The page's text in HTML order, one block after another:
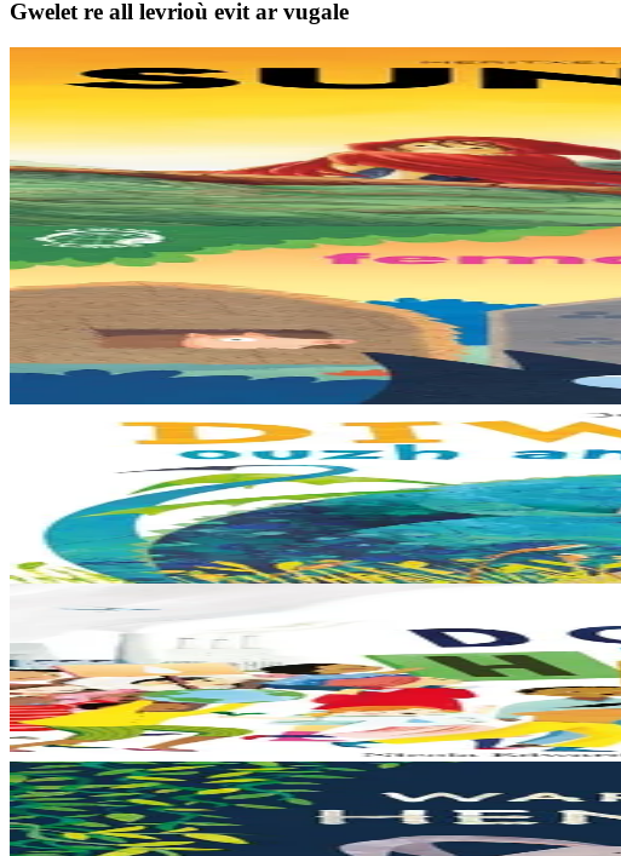
Gwelet re all levrioù evit ar vugale
Sunakay
Deuet eo ar mor da vezañ ur pezh lennad loustoni hep netra vev ennañ ken.
Er stok25,00 €
3 bloaz hag ouzhpenn
TES
Tri femoc'h bihan
Ur wech e oa tri femoc’h bihan hag a veve eürus gant o zud. Un deiz
Diwallit ouzh an aerouantez !
Dreistordinal eo ti nevez Eflammez. Bleunioù zo, geot flour hag amezeien
Er stok13,00 €
Bannoù-heol
Un douar evit an holl
Bras-divent eo hor planedenn ha kaer-meurbet ivez, met ezhomm he deus
Er stok13,00 €
3 bloaz hag ouzhpenn
Bannoù-heol
War an hent-treuz